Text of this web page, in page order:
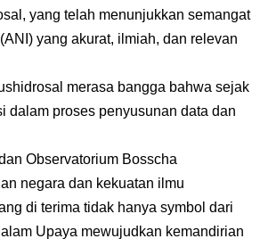
yang telah menunjukkan semangat
yang akurat, ilmiah, dan relevan
merasa bangga bahwa sejak
dalam proses penyusunan data dan
Observatorium Bosscha
negara dan kekuatan ilmu
di terima tidak hanya symbol dari
Upaya mewujudkan kemandirian